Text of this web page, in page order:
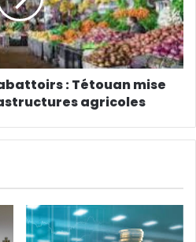
: Tétouan mise
agricoles